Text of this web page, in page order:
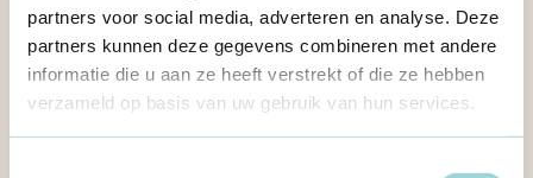
partners voor social media, adverteren en analyse. Deze
partners kunnen deze gegevens combineren met andere
informatie die u aan ze heeft verstrekt of die ze hebben
verzameld op basis van uw gebruik van hun services.
aan een ComPastraject.Dat is een initiatief van Stad
Antwerpen waardoor jongeren kunnen werken aan hun soft
skills. Zo mogen ze zelf enkele competenties kiezen en
mogen we als jeugdhuis invullen hoe we hieraan werken.
Als bijvoorbeeld iemand wil bijleren over leiderschap, dan
mag die bij ons een evenement organiseren. Als we vinden